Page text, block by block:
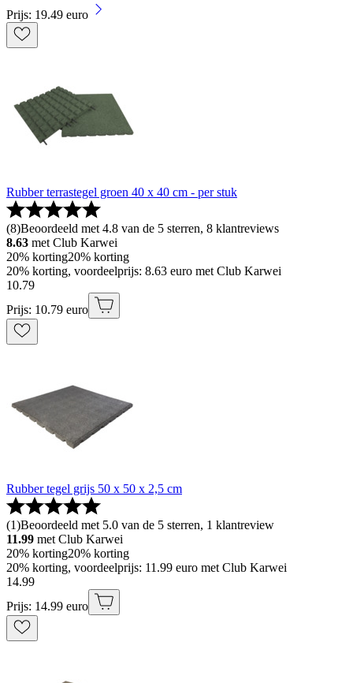
Prijs: 19.49 euro
Rubber terrastegel groen 40 x 40 cm - per stuk
(8)Beoordeeld met 4.8 van de 5 sterren, 8 klantreviews
8.63 met Club Karwei
20% korting20% korting
20% korting, voordeelprijs: 8.63 euro met Club Karwei
10.79
Prijs: 10.79 euro
Rubber tegel grijs 50 x 50 x 2,5 cm
(1)Beoordeeld met 5.0 van de 5 sterren, 1 klantreview
11.99 met Club Karwei
20% korting20% korting
20% korting, voordeelprijs: 11.99 euro met Club Karwei
14.99
Prijs: 14.99 euro